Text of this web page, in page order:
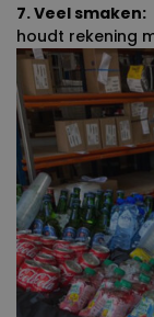
7. Veel smaken:
houdt rekening